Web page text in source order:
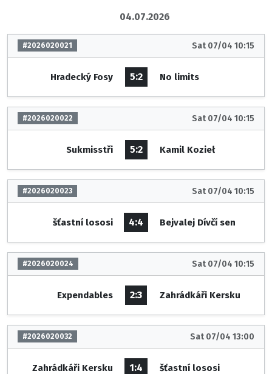
04.07.2026
#2026020021 Sat 07/04 10:15
Hradecký Fosy 5:2 No limits
#2026020022 Sat 07/04 10:15
Sukmisstři 5:2 Kamil Kozieł
#2026020023 Sat 07/04 10:15
šťastní lososi 4:4 Bejvalej Dívčí sen
#2026020024 Sat 07/04 10:15
Expendables 2:3 Zahrádkáři Kersku
#2026020032 Sat 07/04 13:00
Zahrádkáři Kersku 1:4 šťastní lososi